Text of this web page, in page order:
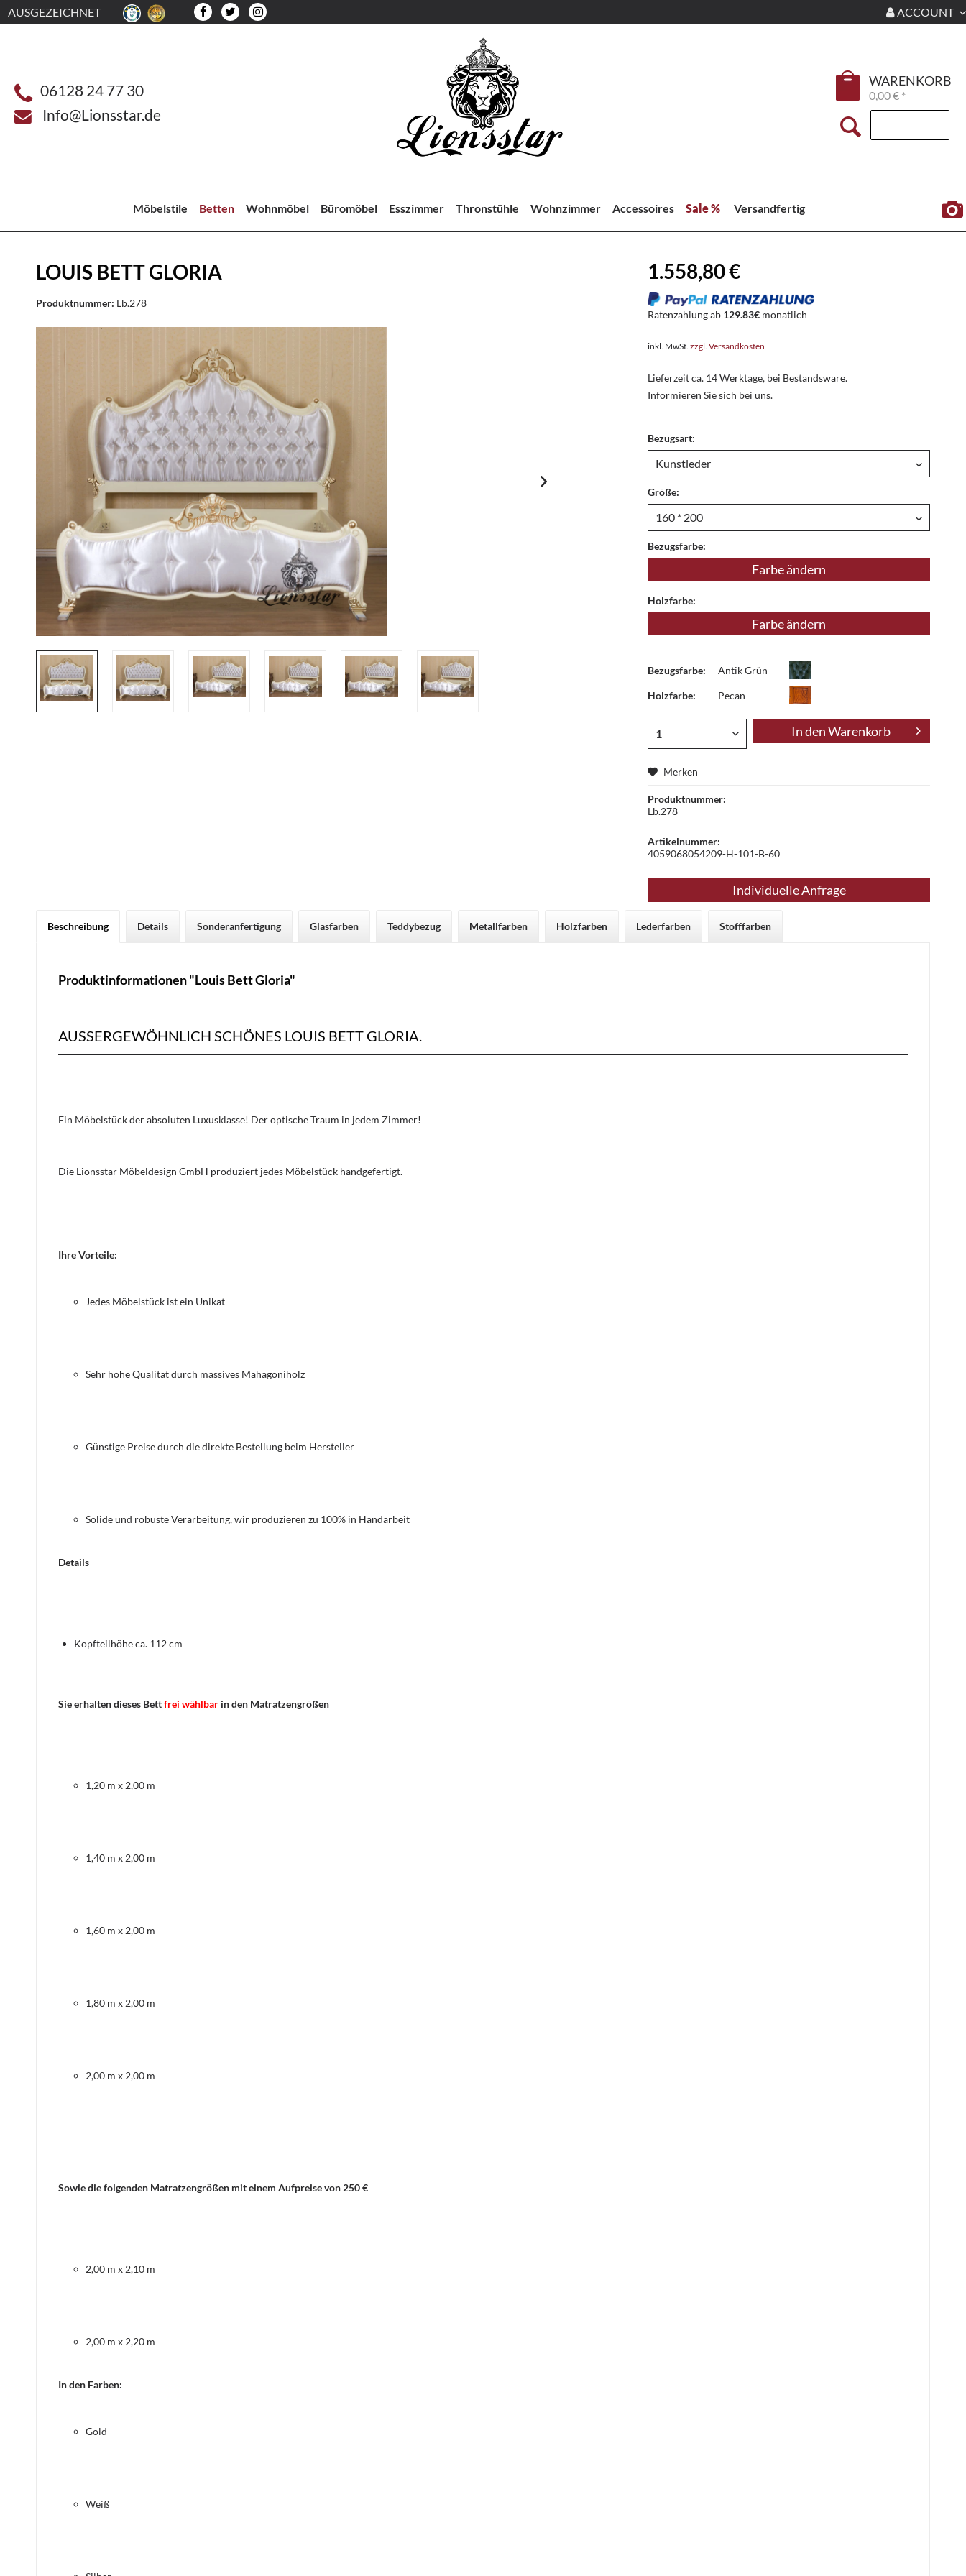
AUSGEZEICHNET ACCOUNT
06128 24 77 30
Info@Lionsstar.de
WARENKORB
0,00 € *
Möbelstile Betten Wohnmöbel Büromöbel Esszimmer Thronstühle Wohnzimmer Accessoires Sale % Versandfertig
LOUIS BETT GLORIA
Produktnummer: Lb.278
1.558,80 €
Ratenzahlung ab 129.83€ monatlich
inkl. MwSt.zzgl. Versandkosten
Lieferzeit ca. 14 Werktage, bei Bestandsware.
Informieren Sie sich bei uns.
Bezugsart:
Größe:
Bezugsfarbe:
Farbe ändern
Holzfarbe:
Farbe ändern
Bezugsfarbe: Antik Grün
Holzfarbe: Pecan
In denWarenkorb
Merken
Produktnummer:
Lb.278
Artikelnummer:
4059068054209-H-101-B-60
Individuelle Anfrage
Beschreibung Details Sonderanfertigung Glasfarben Teddybezug Metallfarben Holzfarben Lederfarben Stofffarben
Produktinformationen "Louis Bett Gloria"
AUSSERGEWÖHNLICH SCHÖNES LOUIS BETT GLORIA.
Ein Möbelstück der absoluten Luxusklasse! Der optische Traum in jedem Zimmer!
Die Lionsstar Möbeldesign GmbH produziert jedes Möbelstück handgefertigt.
Ihre Vorteile:
Jedes Möbelstück ist ein Unikat
Sehr hohe Qualität durch massives Mahagoniholz
Günstige Preise durch die direkte Bestellung beim Hersteller
Solide und robuste Verarbeitung, wir produzieren zu 100% in Handarbeit
Details
Kopfteilhöhe ca. 112 cm
Sie erhalten dieses Bettfrei wählbar in den Matratzengrößen
1,20 m x 2,00 m
1,40 m x 2,00 m
1,60 m x 2,00 m
1,80 m x 2,00 m
2,00 m x 2,00 m
Sowie die folgenden Matratzengrößen mit einem Aufpreise von 250 €
2,00 m x 2,10 m
2,00 m x 2,20 m
In den Farben:
Gold
Weiß